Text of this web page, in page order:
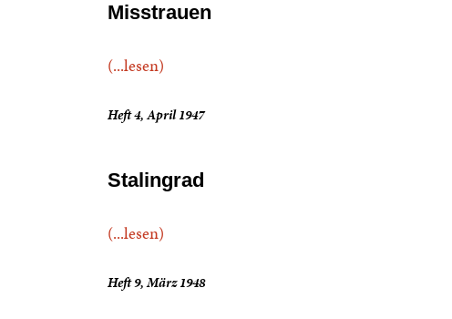
Misstrauen
(...lesen)
Heft 4, April 1947
Stalingrad
(...lesen)
Heft 9, März 1948